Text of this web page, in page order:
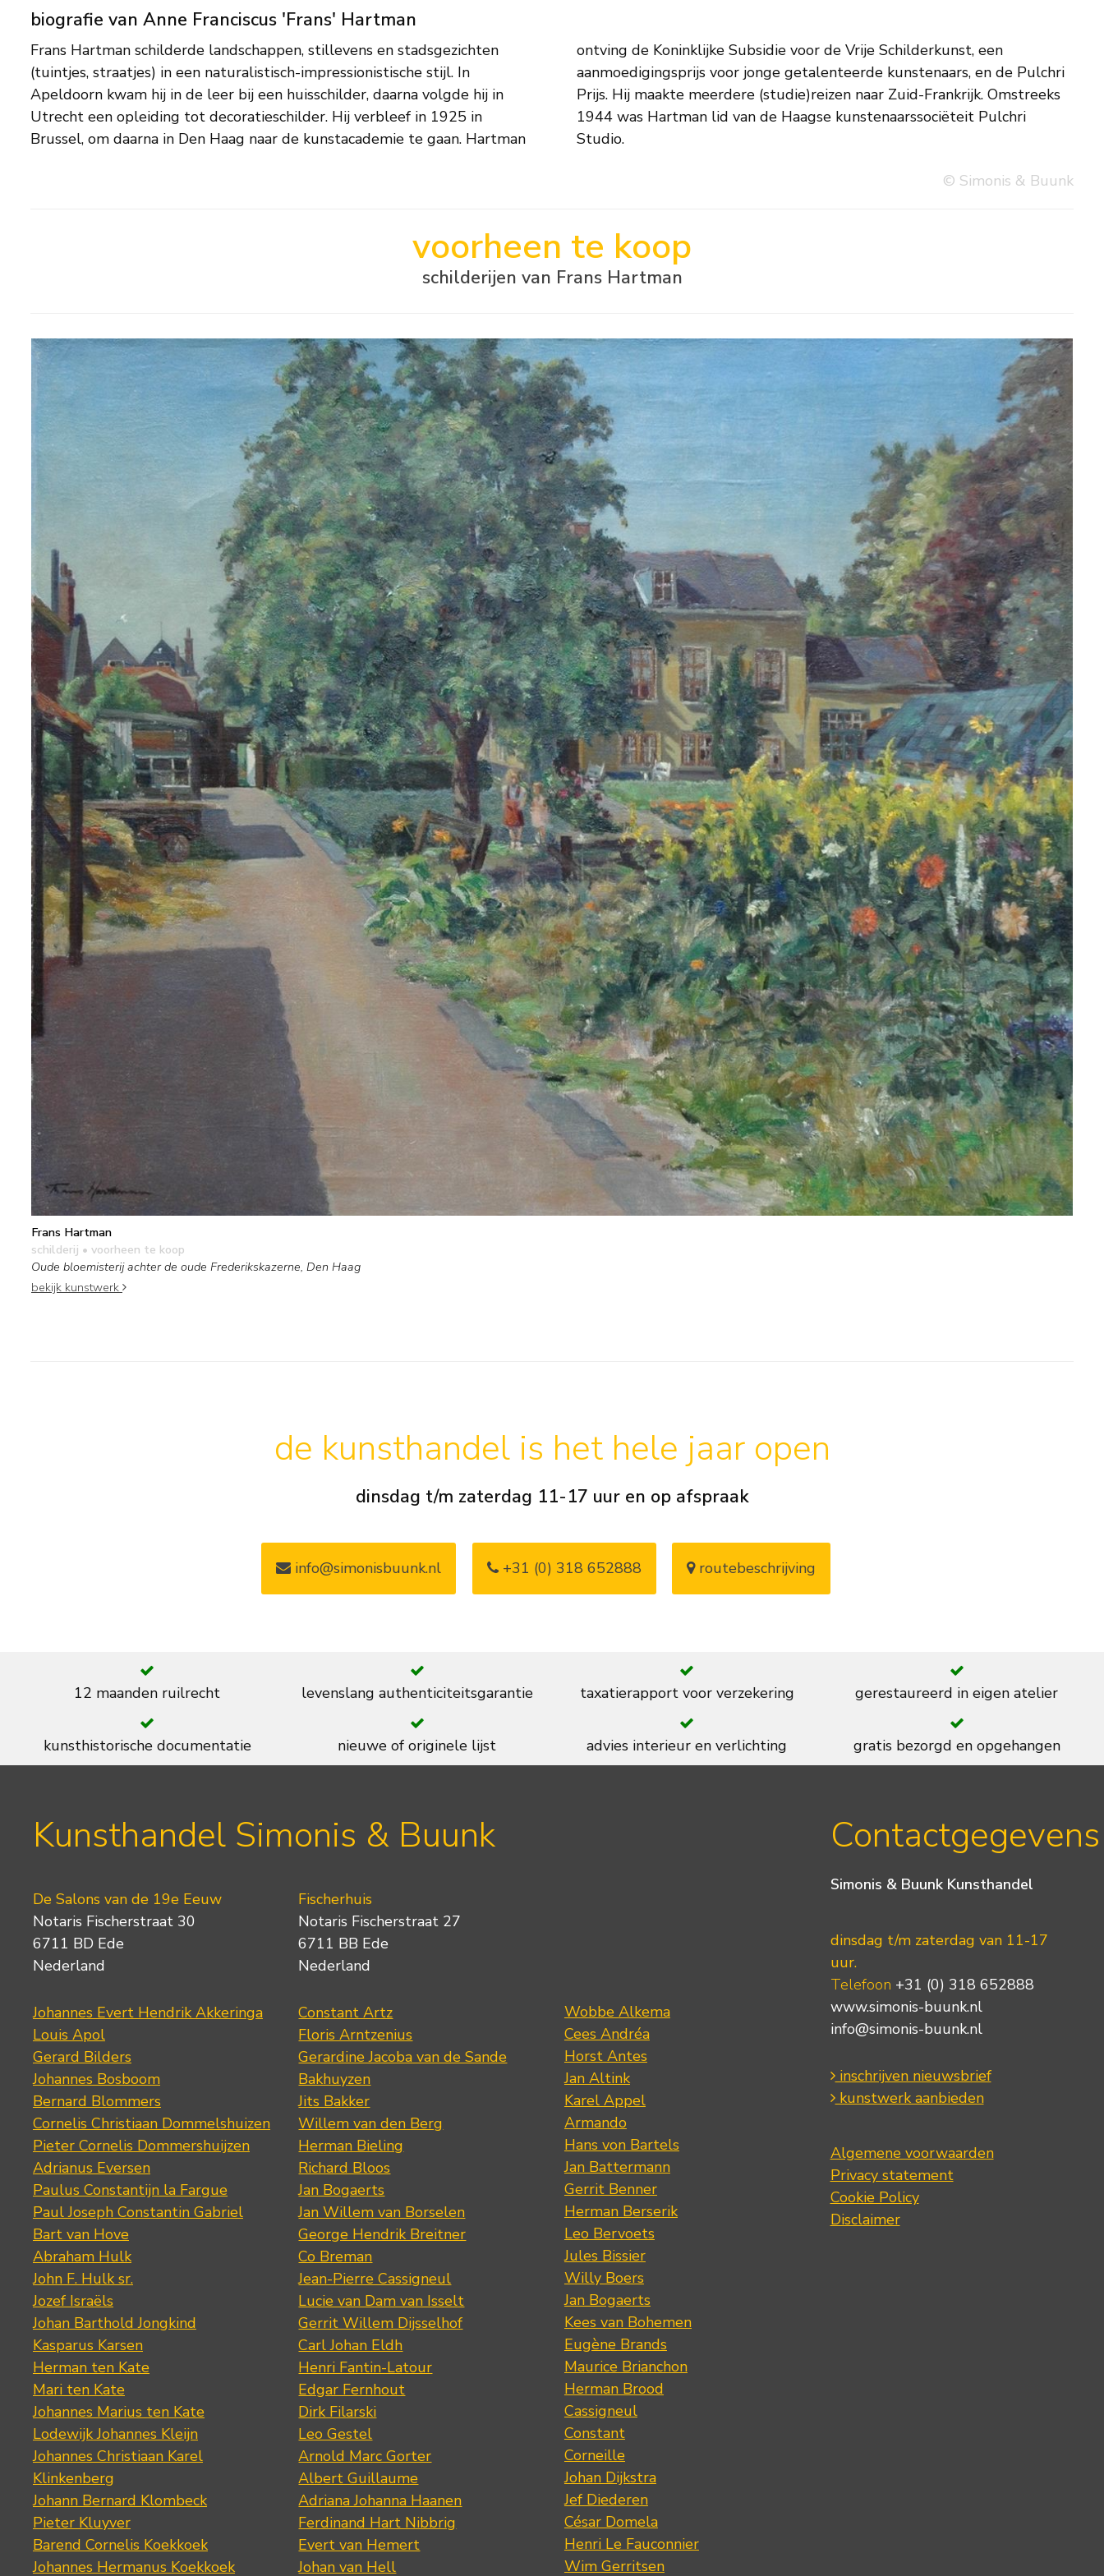
biografie van Anne Franciscus 'Frans' Hartman
Frans Hartman schilderde landschappen, stillevens en stadsgezichten
(tuintjes, straatjes) in een naturalistisch-impressionistische stijl. In
Apeldoorn kwam hij in de leer bij een huisschilder, daarna volgde hij in
Utrecht een opleiding tot decoratieschilder. Hij verbleef in 1925 in
Brussel, om daarna in Den Haag naar de kunstacademie te gaan. Hartman
ontving de Koninklijke Subsidie voor de Vrije Schilderkunst, een
aanmoedigingsprijs voor jonge getalenteerde kunstenaars, en de Pulchri
Prijs. Hij maakte meerdere (studie)reizen naar Zuid-Frankrijk. Omstreeks
1944 was Hartman lid van de Haagse kunstenaarssociëteit Pulchri
Studio.
© Simonis & Buunk
voorheen te koop
schilderijen van Frans Hartman
Frans Hartman
schilderij • voorheen te koop
Oude bloemisterij achter de oude Frederikskazerne, Den Haag
bekijk kunstwerk
de kunsthandel is het hele jaar open
dinsdag t/m zaterdag 11-17 uur en op afspraak
info@simonisbuunk.nl +31 (0) 318 652888 routebeschrijving
12 maanden ruilrecht levenslang authenticiteitsgarantie taxatierapport voor verzekering gerestaureerd in eigen atelier
kunsthistorische documentatie nieuwe of originele lijst advies interieur en verlichting gratis bezorgd en opgehangen
Kunsthandel Simonis & Buunk
De Salons van de 19e Eeuw
Notaris Fischerstraat 30
6711 BD Ede
Nederland
Johannes Evert Hendrik Akkeringa
Louis Apol
Gerard Bilders
Johannes Bosboom
Bernard Blommers
Cornelis Christiaan Dommelshuizen
Pieter Cornelis Dommershuijzen
Adrianus Eversen
Paulus Constantijn la Fargue
Paul Joseph Constantin Gabriel
Bart van Hove
Abraham Hulk
John F. Hulk sr.
Jozef Israëls
Johan Barthold Jongkind
Kasparus Karsen
Herman ten Kate
Mari ten Kate
Johannes Marius ten Kate
Lodewijk Johannes Kleijn
Johannes Christiaan Karel
Klinkenberg
Johann Bernard Klombeck
Pieter Kluyver
Barend Cornelis Koekkoek
Johannes Hermanus Koekkoek
Fischerhuis
Notaris Fischerstraat 27
6711 BB Ede
Nederland
Constant Artz
Floris Arntzenius
Gerardine Jacoba van de Sande
Bakhuyzen
Jits Bakker
Willem van den Berg
Herman Bieling
Richard Bloos
Jan Bogaerts
Jan Willem van Borselen
George Hendrik Breitner
Co Breman
Jean-Pierre Cassigneul
Lucie van Dam van Isselt
Gerrit Willem Dijsselhof
Carl Johan Eldh
Henri Fantin-Latour
Edgar Fernhout
Dirk Filarski
Leo Gestel
Arnold Marc Gorter
Albert Guillaume
Adriana Johanna Haanen
Ferdinand Hart Nibbrig
Evert van Hemert
Johan van Hell
Wobbe Alkema
Cees Andréa
Horst Antes
Jan Altink
Karel Appel
Armando
Hans von Bartels
Jan Battermann
Gerrit Benner
Herman Berserik
Leo Bervoets
Jules Bissier
Willy Boers
Jan Bogaerts
Kees van Bohemen
Eugène Brands
Maurice Brianchon
Herman Brood
Cassigneul
Constant
Corneille
Johan Dijkstra
Jef Diederen
César Domela
Henri Le Fauconnier
Wim Gerritsen
Contactgegevens
Simonis & Buunk Kunsthandel
dinsdag t/m zaterdag van 11-17
uur.
Telefoon +31 (0) 318 652888
www.simonis-buunk.nl
info@simonis-buunk.nl
inschrijven nieuwsbrief
kunstwerk aanbieden
Algemene voorwaarden
Privacy statement
Cookie Policy
Disclaimer